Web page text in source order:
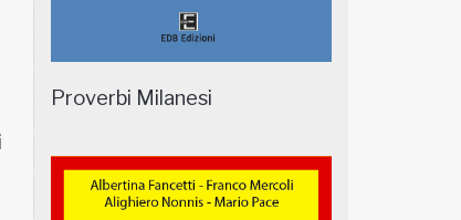
Proverbi Milanesi